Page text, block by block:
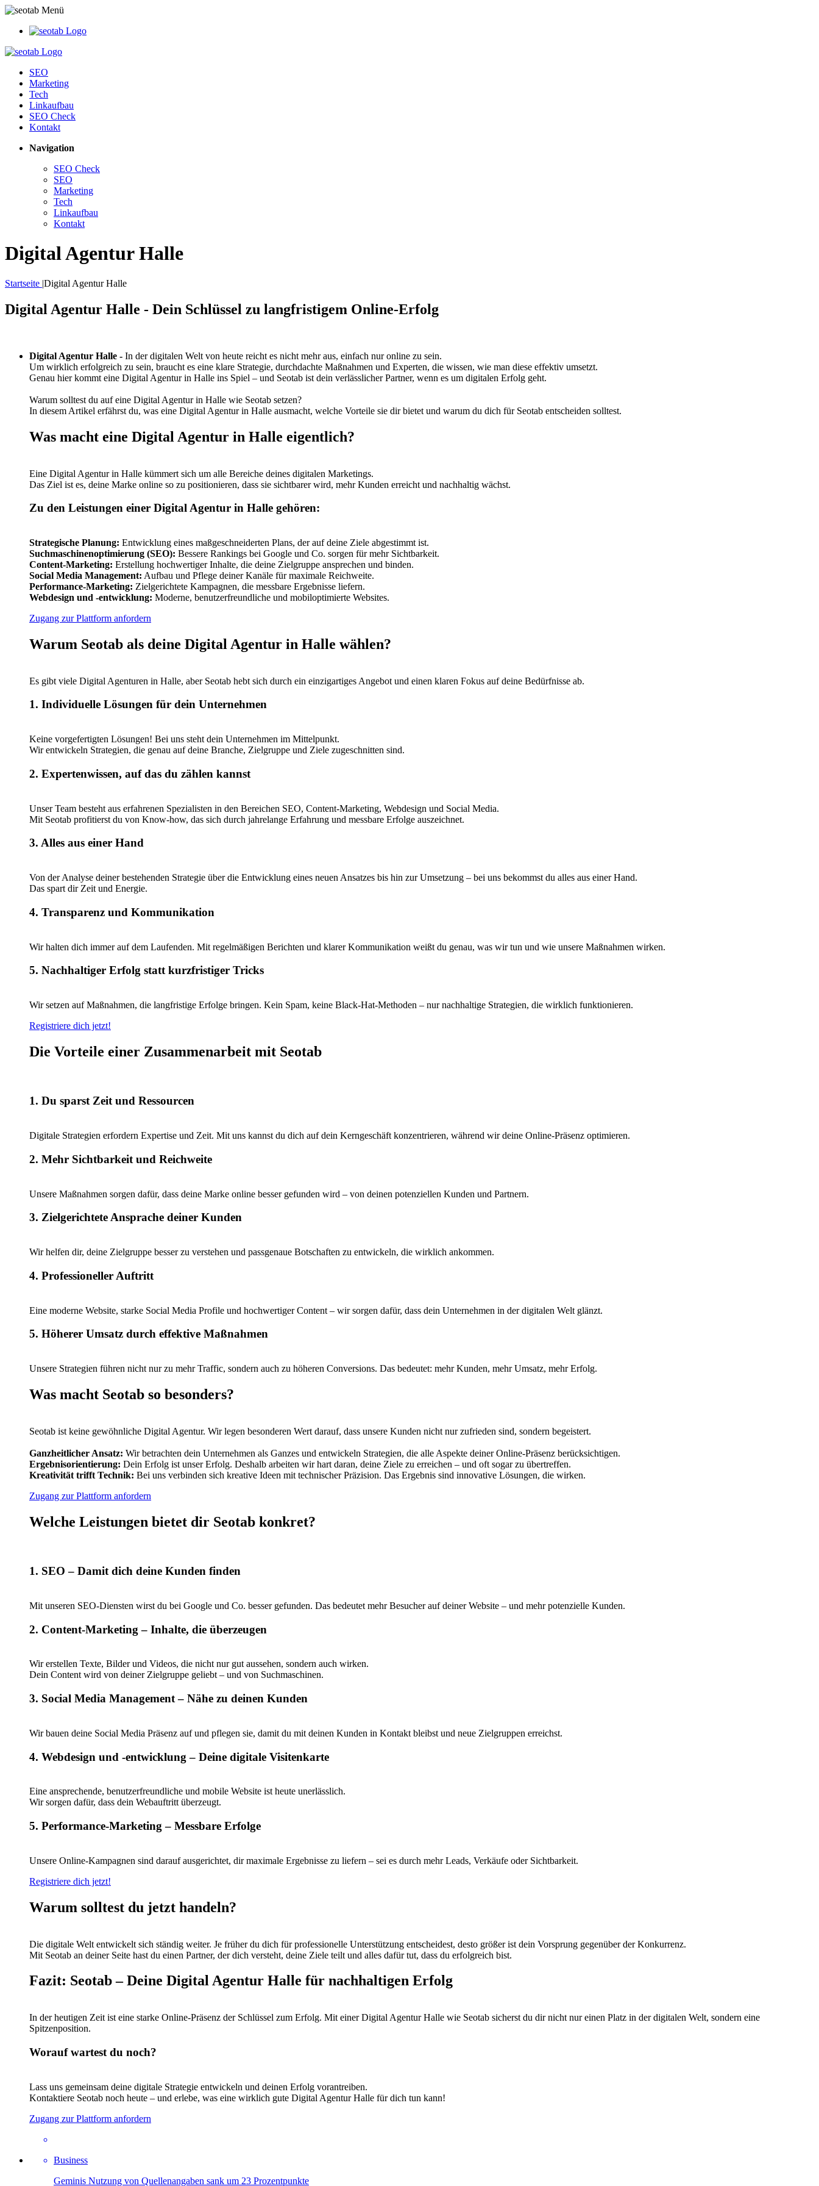
SEO
Marketing
Tech
Linkaufbau
SEO Check
Kontakt
Navigation
SEO Check
SEO
Marketing
Tech
Linkaufbau
Kontakt
Digital Agentur Halle
Startseite |Digital Agentur Halle
Digital Agentur Halle - Dein Schlüssel zu langfristigem Online-Erfolg
Digital Agentur Halle - In der digitalen Welt von heute reicht es nicht mehr aus, einfach nur online zu sein.
Um wirklich erfolgreich zu sein, braucht es eine klare Strategie, durchdachte Maßnahmen und Experten, die wissen, wie man diese effektiv umsetzt.
Genau hier kommt eine Digital Agentur in Halle ins Spiel – und Seotab ist dein verlässlicher Partner, wenn es um digitalen Erfolg geht.
Warum solltest du auf eine Digital Agentur in Halle wie Seotab setzen?
In diesem Artikel erfährst du, was eine Digital Agentur in Halle ausmacht, welche Vorteile sie dir bietet und warum du dich für Seotab entscheiden solltest.
Was macht eine Digital Agentur in Halle eigentlich?
Eine Digital Agentur in Halle kümmert sich um alle Bereiche deines digitalen Marketings.
Das Ziel ist es, deine Marke online so zu positionieren, dass sie sichtbarer wird, mehr Kunden erreicht und nachhaltig wächst.
Zu den Leistungen einer Digital Agentur in Halle gehören:
Strategische Planung: Entwicklung eines maßgeschneiderten Plans, der auf deine Ziele abgestimmt ist.
Suchmaschinenoptimierung (SEO): Bessere Rankings bei Google und Co. sorgen für mehr Sichtbarkeit.
Content-Marketing: Erstellung hochwertiger Inhalte, die deine Zielgruppe ansprechen und binden.
Social Media Management: Aufbau und Pflege deiner Kanäle für maximale Reichweite.
Performance-Marketing: Zielgerichtete Kampagnen, die messbare Ergebnisse liefern.
Webdesign und -entwicklung: Moderne, benutzerfreundliche und mobiloptimierte Websites.
Zugang zur Plattform anfordern
Warum Seotab als deine Digital Agentur in Halle wählen?
Es gibt viele Digital Agenturen in Halle, aber Seotab hebt sich durch ein einzigartiges Angebot und einen klaren Fokus auf deine Bedürfnisse ab.
1. Individuelle Lösungen für dein Unternehmen
Keine vorgefertigten Lösungen! Bei uns steht dein Unternehmen im Mittelpunkt.
Wir entwickeln Strategien, die genau auf deine Branche, Zielgruppe und Ziele zugeschnitten sind.
2. Expertenwissen, auf das du zählen kannst
Unser Team besteht aus erfahrenen Spezialisten in den Bereichen SEO, Content-Marketing, Webdesign und Social Media.
Mit Seotab profitierst du von Know-how, das sich durch jahrelange Erfahrung und messbare Erfolge auszeichnet.
3. Alles aus einer Hand
Von der Analyse deiner bestehenden Strategie über die Entwicklung eines neuen Ansatzes bis hin zur Umsetzung – bei uns bekommst du alles aus einer Hand.
Das spart dir Zeit und Energie.
4. Transparenz und Kommunikation
Wir halten dich immer auf dem Laufenden. Mit regelmäßigen Berichten und klarer Kommunikation weißt du genau, was wir tun und wie unsere Maßnahmen wirken.
5. Nachhaltiger Erfolg statt kurzfristiger Tricks
Wir setzen auf Maßnahmen, die langfristige Erfolge bringen. Kein Spam, keine Black-Hat-Methoden – nur nachhaltige Strategien, die wirklich funktionieren.
Registriere dich jetzt!
Die Vorteile einer Zusammenarbeit mit Seotab
1. Du sparst Zeit und Ressourcen
Digitale Strategien erfordern Expertise und Zeit. Mit uns kannst du dich auf dein Kerngeschäft konzentrieren, während wir deine Online-Präsenz optimieren.
2. Mehr Sichtbarkeit und Reichweite
Unsere Maßnahmen sorgen dafür, dass deine Marke online besser gefunden wird – von deinen potenziellen Kunden und Partnern.
3. Zielgerichtete Ansprache deiner Kunden
Wir helfen dir, deine Zielgruppe besser zu verstehen und passgenaue Botschaften zu entwickeln, die wirklich ankommen.
4. Professioneller Auftritt
Eine moderne Website, starke Social Media Profile und hochwertiger Content – wir sorgen dafür, dass dein Unternehmen in der digitalen Welt glänzt.
5. Höherer Umsatz durch effektive Maßnahmen
Unsere Strategien führen nicht nur zu mehr Traffic, sondern auch zu höheren Conversions. Das bedeutet: mehr Kunden, mehr Umsatz, mehr Erfolg.
Was macht Seotab so besonders?
Seotab ist keine gewöhnliche Digital Agentur. Wir legen besonderen Wert darauf, dass unsere Kunden nicht nur zufrieden sind, sondern begeistert.
Ganzheitlicher Ansatz: Wir betrachten dein Unternehmen als Ganzes und entwickeln Strategien, die alle Aspekte deiner Online-Präsenz berücksichtigen.
Ergebnisorientierung: Dein Erfolg ist unser Erfolg. Deshalb arbeiten wir hart daran, deine Ziele zu erreichen – und oft sogar zu übertreffen.
Kreativität trifft Technik: Bei uns verbinden sich kreative Ideen mit technischer Präzision. Das Ergebnis sind innovative Lösungen, die wirken.
Zugang zur Plattform anfordern
Welche Leistungen bietet dir Seotab konkret?
1. SEO – Damit dich deine Kunden finden
Mit unseren SEO-Diensten wirst du bei Google und Co. besser gefunden. Das bedeutet mehr Besucher auf deiner Website – und mehr potenzielle Kunden.
2. Content-Marketing – Inhalte, die überzeugen
Wir erstellen Texte, Bilder und Videos, die nicht nur gut aussehen, sondern auch wirken.
Dein Content wird von deiner Zielgruppe geliebt – und von Suchmaschinen.
3. Social Media Management – Nähe zu deinen Kunden
Wir bauen deine Social Media Präsenz auf und pflegen sie, damit du mit deinen Kunden in Kontakt bleibst und neue Zielgruppen erreichst.
4. Webdesign und -entwicklung – Deine digitale Visitenkarte
Eine ansprechende, benutzerfreundliche und mobile Website ist heute unerlässlich.
Wir sorgen dafür, dass dein Webauftritt überzeugt.
5. Performance-Marketing – Messbare Erfolge
Unsere Online-Kampagnen sind darauf ausgerichtet, dir maximale Ergebnisse zu liefern – sei es durch mehr Leads, Verkäufe oder Sichtbarkeit.
Registriere dich jetzt!
Warum solltest du jetzt handeln?
Die digitale Welt entwickelt sich ständig weiter. Je früher du dich für professionelle Unterstützung entscheidest, desto größer ist dein Vorsprung gegenüber der Konkurrenz.
Mit Seotab an deiner Seite hast du einen Partner, der dich versteht, deine Ziele teilt und alles dafür tut, dass du erfolgreich bist.
Fazit: Seotab – Deine Digital Agentur Halle für nachhaltigen Erfolg
In der heutigen Zeit ist eine starke Online-Präsenz der Schlüssel zum Erfolg. Mit einer Digital Agentur Halle wie Seotab sicherst du dir nicht nur einen Platz in der digitalen Welt, sondern eine
Spitzenposition.
Worauf wartest du noch?
Lass uns gemeinsam deine digitale Strategie entwickeln und deinen Erfolg vorantreiben.
Kontaktiere Seotab noch heute – und erlebe, was eine wirklich gute Digital Agentur Halle für dich tun kann!
Zugang zur Plattform anfordern
Business
Geminis Nutzung von Quellenangaben sank um 23 Prozentpunkte